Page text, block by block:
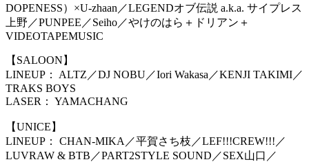
DOPENESS）×U-zhaan／LEGENDオブ伝説 a.k.a. サイプレス
上野／PUNPEE／Seiho／やけのはら＋ドリアン＋
VIDEOTAPEMUSIC
【SALOON】
LINEUP： ALTZ／DJ NOBU／Iori Wakasa／KENJI TAKIMI／
TRAKS BOYS
LASER： YAMACHANG
【UNICE】
LINEUP： CHAN-MIKA／平賀さち枝／LEF!!!CREW!!!／
LUVRAW & BTB／PART2STYLE SOUND／SEX山口／